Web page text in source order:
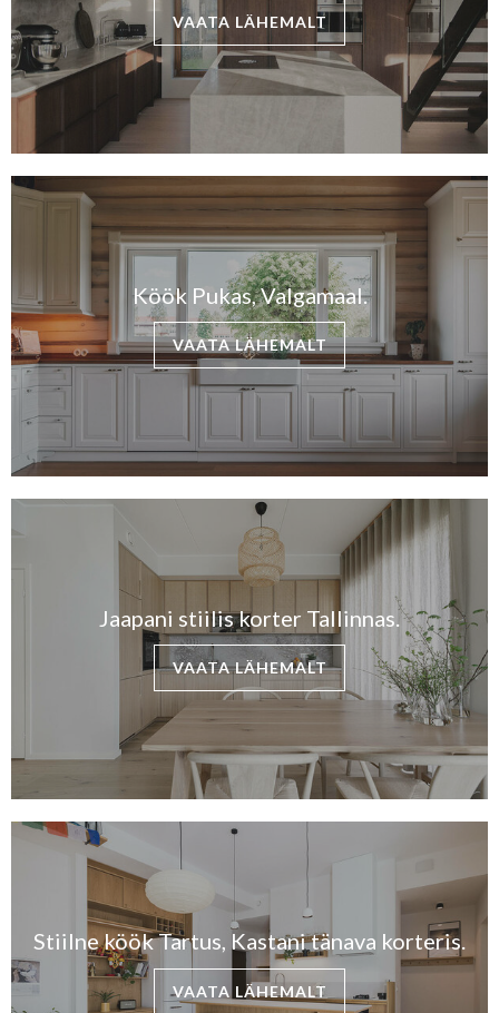
VAATA LÄHEMALT
Köök Pukas, Valgamaal.
VAATA LÄHEMALT
Jaapani stiilis korter Tallinnas.
VAATA LÄHEMALT
Stiilne köök Tartus, Kastani tänava korteris.
VAATA LÄHEMALT